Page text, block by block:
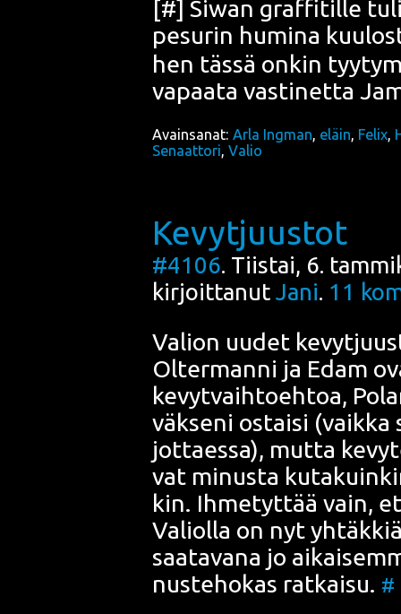
[#] Siwan graf­fi­til­le
pe­su­rin humi­na
hen täs­sä onkin
vapaa­ta vas­ti­net­ta
Avainsanat: Arla Ingman, eläin, Felix,
Senaattori, Valio
Kevytjuustot
#4106. Tiistai, 6.
kirjoittanut Jani. 11
Valion uudet
Olter­man­ni ja Edam
kevyt­vaih­toeh­toa,
väk­se­ni ostai­si
jot­taes­sa), mut­ta
vat minus­ta
kin. Ihme­tyt­tää vain,
Valiol­la on nyt
saa­ta­va­na jo
nus­te­ho­kas rat­kai­su. #